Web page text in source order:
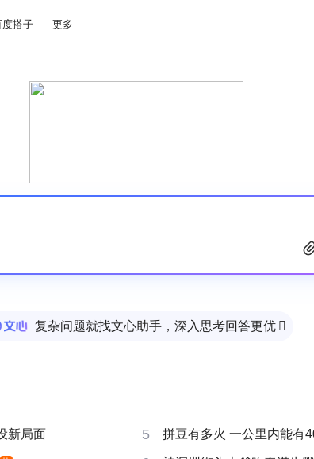
度搭子 更多
复杂问题就找文心助手，深入思考回答更优 
新局面 5 拼豆有多火 一公里内能有